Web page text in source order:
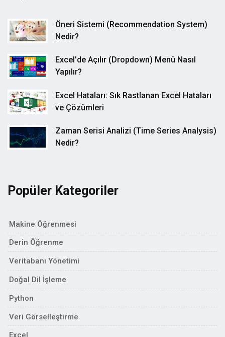
Öneri Sistemi (Recommendation System)
Nedir?
Excel'de Açılır (Dropdown) Menü Nasıl
Yapılır?
Excel Hataları: Sık Rastlanan Excel Hataları
ve Çözümleri
Zaman Serisi Analizi (Time Series Analysis)
Nedir?
Popüler Kategoriler
Makine Öğrenmesi
Derin Öğrenme
Veritabanı Yönetimi
Doğal Dil İşleme
Python
Veri Görselleştirme
Excel